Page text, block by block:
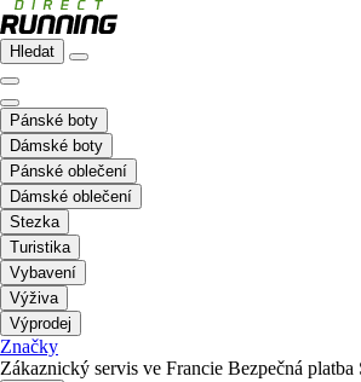
Hledat
Pánské boty
Dámské boty
Pánské oblečení
Dámské oblečení
Stezka
Turistika
Vybavení
Výživa
Výprodej
Značky
Zákaznický servis ve Francie Bezpečná platba